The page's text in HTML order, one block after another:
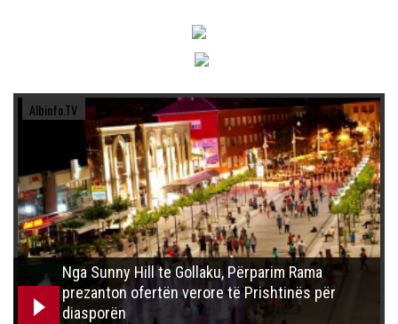
Albinfo.TV
Nga Sunny Hill te Gollaku, Përparim Rama
prezanton ofertën verore të Prishtinës për
diasporën